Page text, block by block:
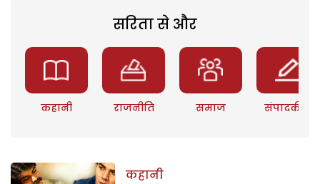
सरिता से और
कहानी राजनीति समाज संपादकीय
कहानी